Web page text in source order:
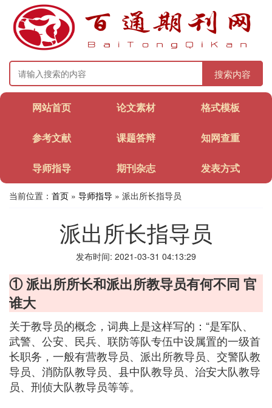
搜索内容
网站首页 论文素材 格式模板
参考文献 课题答辩 知网查重
导师指导 期刊杂志 发表方式
当前位置： 首页 » 导师指导 » 派出所长指导员
派出所长指导员
发布时间: 2021-03-31 04:13:29
① 派出所所长和派出所教导员有何不同 官
谁大
关于教导员的概念，词典上是这样写的：“是军队、
武警、公安、民兵、联防等队专伍中设属置的一级首
长职务，一般有营教导员、派出所教导员、交警队教
导员、消防队教导员、县中队教导员、治安大队教导
员、刑侦大队教导员等等。